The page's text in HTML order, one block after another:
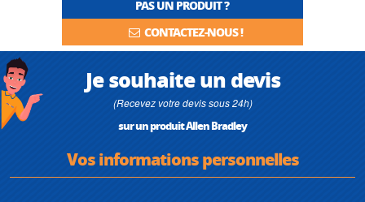
PAS UN PRODUIT ?
CONTACTEZ-NOUS !
Je souhaite un devis
(Recevez votre devis sous 24h)
sur un produit Allen Bradley
Vos informations personnelles